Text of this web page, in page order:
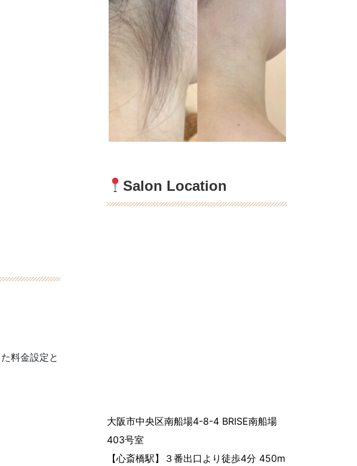
料金設定と
Salon Location
大阪市中央区南船場4-8-4 BRISE南船場
403号室
【心斎橋駅】３番出口より徒歩4分 450m